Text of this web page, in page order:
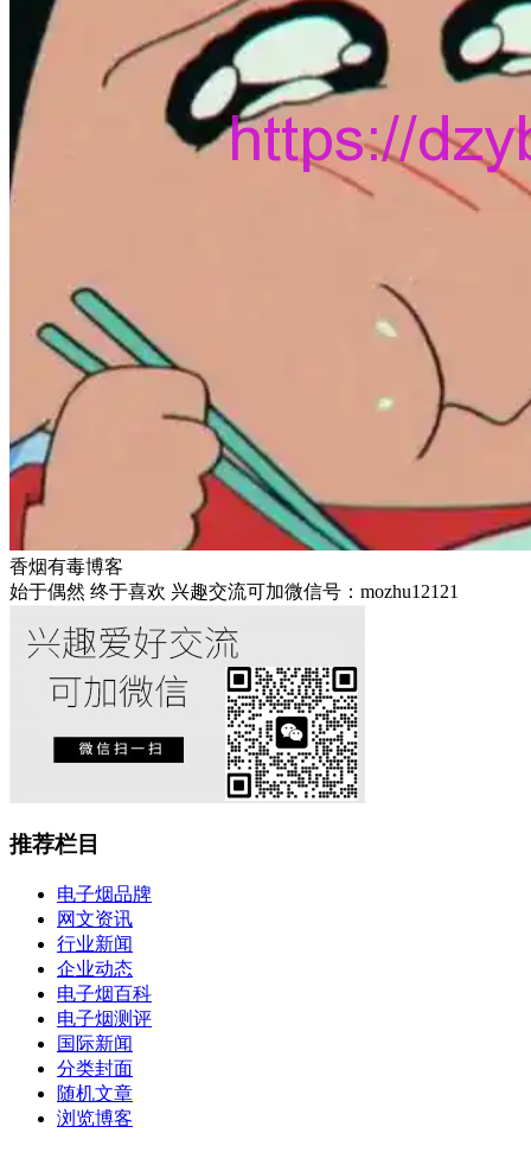
香烟有毒博客
始于偶然 终于喜欢 兴趣交流可加微信号：mozhu12121
推荐栏目
电子烟品牌
网文资讯
行业新闻
企业动态
电子烟百科
电子烟测评
国际新闻
分类封面
随机文章
浏览博客